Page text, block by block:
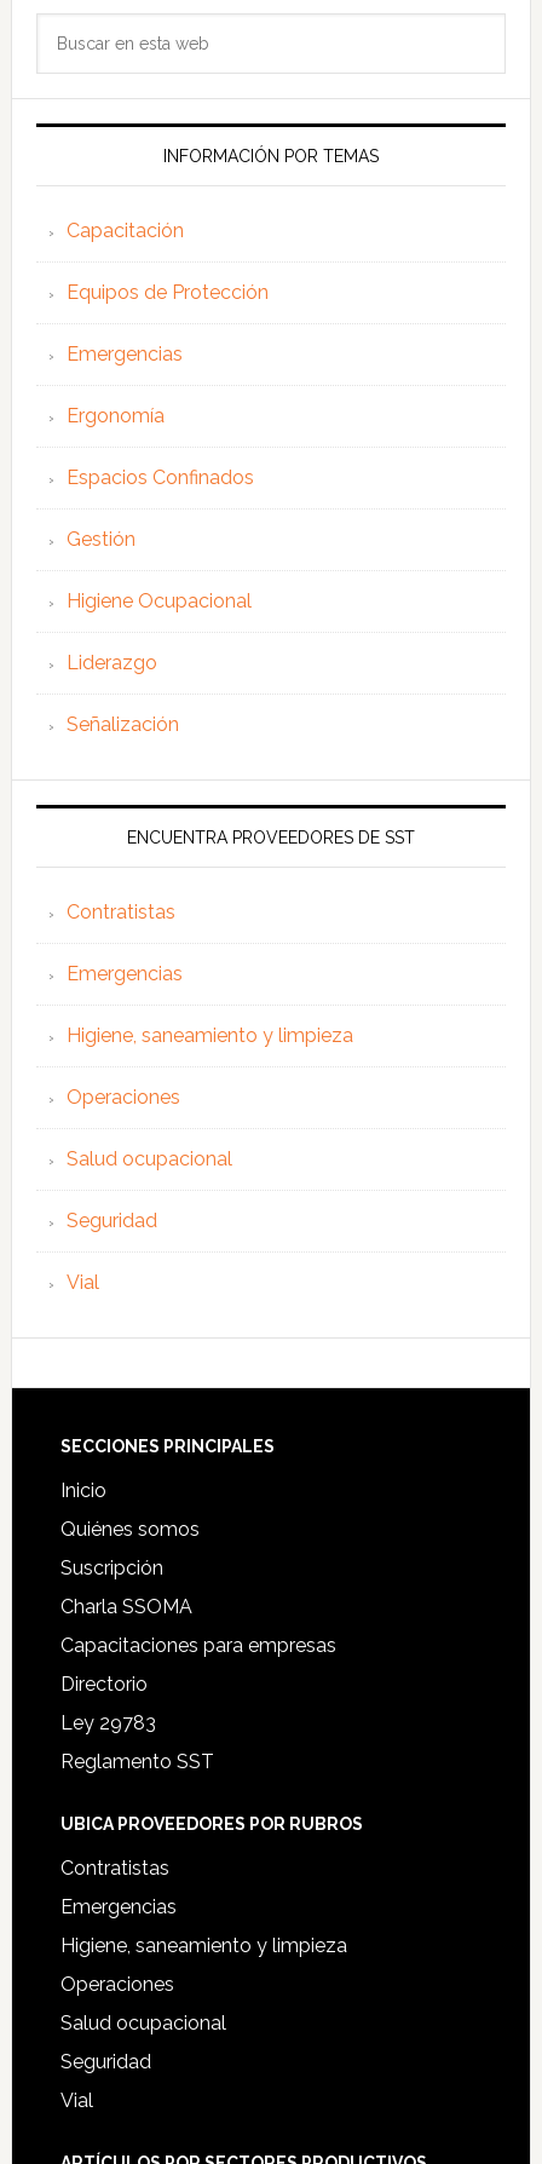
web
INFORMACIÓN POR TEMAS
Capacitación
Equipos de Protección
Emergencias
Ergonomía
Espacios Confinados
Gestión
Higiene Ocupacional
Liderazgo
Señalización
ENCUENTRA PROVEEDORES DE SST
Contratistas
Emergencias
Higiene, saneamiento y limpieza
Operaciones
Salud ocupacional
Seguridad
Vial
Footer
SECCIONES PRINCIPALES
Inicio
Quiénes somos
Suscripción
Charla SSOMA
Capacitaciones para empresas
Directorio
Ley 29783
Reglamento SST
UBICA PROVEEDORES POR RUBROS
Contratistas
Emergencias
Higiene, saneamiento y limpieza
Operaciones
Salud ocupacional
Seguridad
Vial